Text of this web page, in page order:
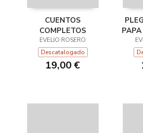
CUENTOS
COMPLETOS
EVELIO ROSERO
Descatalogado
19,00 €